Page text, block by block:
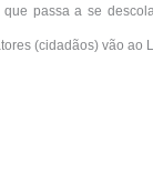
passa a se
(cidadãos) vão ao